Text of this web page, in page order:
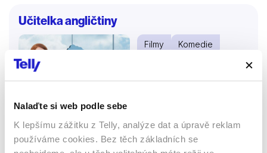
Nalaďte si web podle sebe
K lepšímu zážitku z Telly, analýze dat a úpravě reklam
používáme cookies. Bez těch základních se
Učitelka angličtiny
Filmy
Komedie